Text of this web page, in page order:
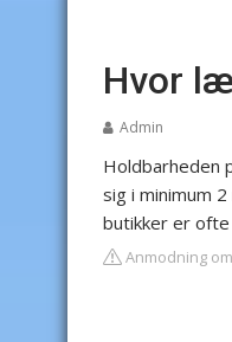
Hvor
Admin
Holdbarheden
sig i minimum
butikker er ofte
Anmodning